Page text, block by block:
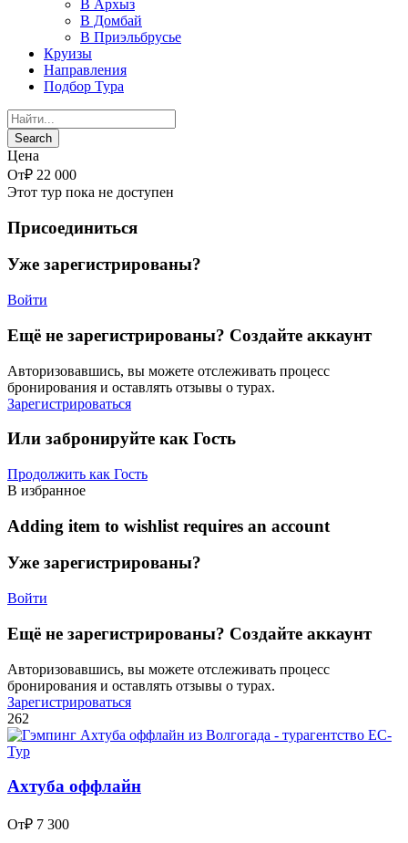
В Архыз
В Домбай
В Приэльбрусье
Круизы
Направления
Подбор Тура
Цена
От₽ 22 000
Этот тур пока не доступен
Присоединиться
Уже зарегистрированы?
Войти
Ещё не зарегистрированы? Создайте аккаунт
Авторизовавшись, вы можете отслеживать процесс
бронирования и оставлять отзывы о турах.
Зарегистрироваться
Или забронируйте как Гость
Продолжить как Гость
В избранное
Adding item to wishlist requires an account
Уже зарегистрированы?
Войти
Ещё не зарегистрированы? Создайте аккаунт
Авторизовавшись, вы можете отслеживать процесс
бронирования и оставлять отзывы о турах.
Зарегистрироваться
262
Ахтуба оффлайн
От₽ 7 300